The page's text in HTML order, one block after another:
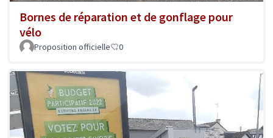
Bornes de réparation et de gonflage pour
vélo
Proposition officielle 0